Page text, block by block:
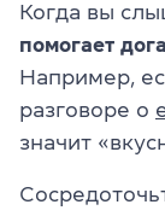
Когда вы
помогает
Например,
разговоре о
значит